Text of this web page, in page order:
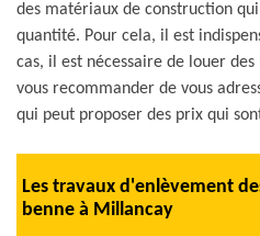
des matériaux de construction
quantité. Pour cela, il est
cas, il est nécessaire de louer des
vous recommander de vous
qui peut proposer des prix qui
Les travaux d'enlèvement
benne à Millancay